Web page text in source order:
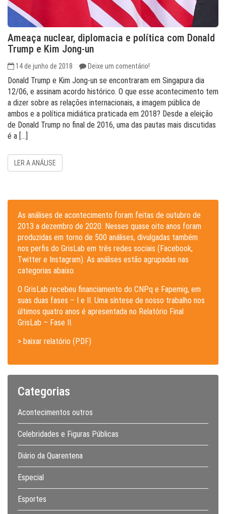
Ameaça nuclear, diplomacia e política com Donald
Trump e Kim Jong-un
14 de junho de 2018 Deixe um comentário!
Donald Trump e Kim Jong-un se encontraram em Singapura dia
12/06, e assinam acordo histórico. O que esse acontecimento tem
a dizer sobre as relações internacionais, a imagem pública de
ambos e a política midiática praticada em 2018? Desde a eleição
de Donald Trump no final de 2016, uma das pautas mais discutidas
é a […]
LER A ANÁLISE
As análises de acontecimento foram feitas de outubro de
2013 a dezembro de 2020. Nesses quase oito anos foram
produzidas em torno de 500 análises, divulgadas também
nos perfis do GrisLab em três redes sociais (Facebook,
Twitter e Instagram). As análises estão agrupadas nas
categorias abaixo.
O GrisLab recebeu financiamento do CNPq e Fapemig, em
suas duas fases – I e II. Uma síntese de nosso trabalho nos
últimos quatro anos é apresentada no Relatório Final
GrisLab – Fase II.
> baixar relatório (PDF)
Categorias
Acontecimentos outros
Celebridades e Figuras Públicas
Diário da Quarentena
Especial
Esportes